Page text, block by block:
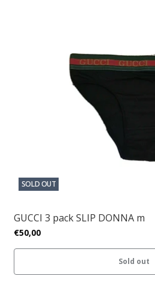
SOLD OUT
GUCCI 3 pack SLIP DONNA m
€50,00
Sold out